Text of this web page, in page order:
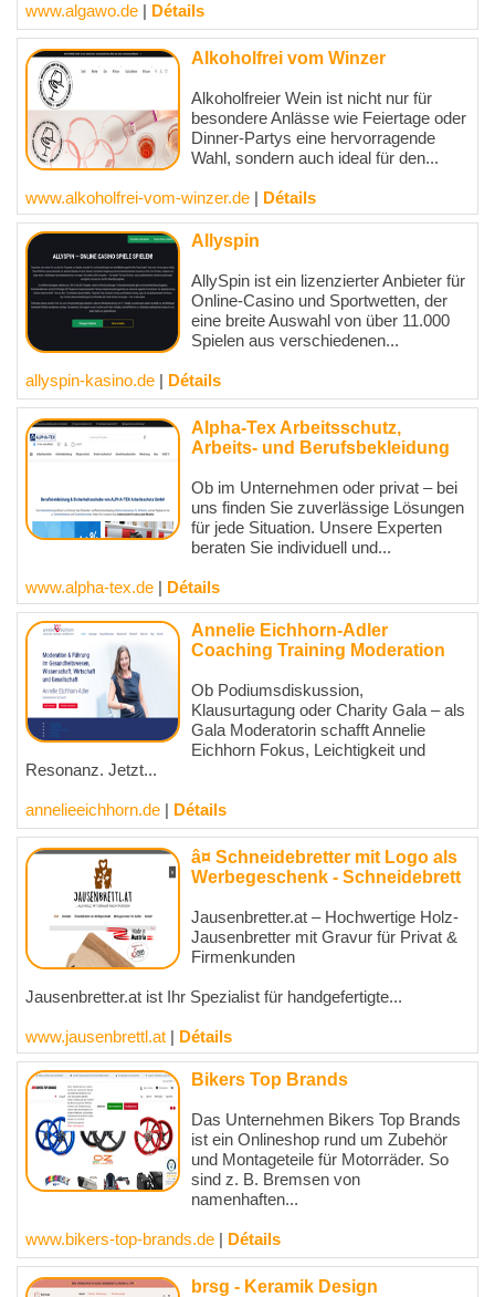
www.algawo.de Détails
Alkoholfrei vom Winzer
Alkoholfreier Wein ist nicht nur für
besondere Anlässe wie Feiertage oder
Dinner-Partys eine hervorragende
Wahl, sondern auch ideal für den...
www.alkoholfrei-vom-winzer.de Détails
Allyspin
AllySpin ist ein lizenzierter Anbieter für
Online-Casino und Sportwetten, der
eine breite Auswahl von über 11.000
Spielen aus verschiedenen...
allyspin-kasino.de Détails
Alpha-Tex Arbeitsschutz,
Arbeits- und Berufsbekleidung
Ob im Unternehmen oder privat – bei
uns finden Sie zuverlässige Lösungen
für jede Situation. Unsere Experten
beraten Sie individuell und...
www.alpha-tex.de Détails
Annelie Eichhorn-Adler
Coaching Training Moderation
Ob Podiumsdiskussion,
Klausurtagung oder Charity Gala – als
Gala Moderatorin schafft Annelie
Eichhorn Fokus, Leichtigkeit und
Resonanz. Jetzt...
annelieeichhorn.de Détails
â¤ Schneidebretter mit Logo als
Werbegeschenk - Schneidebrett
Jausenbretter.at – Hochwertige Holz-
Jausenbretter mit Gravur für Privat &
Firmenkunden
Jausenbretter.at ist Ihr Spezialist für handgefertigte...
www.jausenbrettl.at Détails
Bikers Top Brands
Das Unternehmen Bikers Top Brands
ist ein Onlineshop rund um Zubehör
und Montageteile für Motorräder. So
sind z. B. Bremsen von
namenhaften...
www.bikers-top-brands.de Détails
brsg - Keramik Design